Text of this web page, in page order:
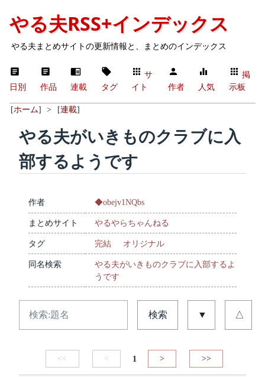
やる夫RSS+インデックス
やる夫まとめサイトの更新情報と、まとめのインデックス
日別 作品 連載 タグ
サ
イト
作者 人気
掲
示板
[ホーム] > [連載]
やる夫がいきものクラブに入
部するようです
作者 ◆obejv1NQbs
まとめサイト やるやらちゃんねる
タグ 完結 オリジナル
同名検索
やる夫がいきものクラブに入部するよ
うです
検索 ▼ △
<< < 1 > >>